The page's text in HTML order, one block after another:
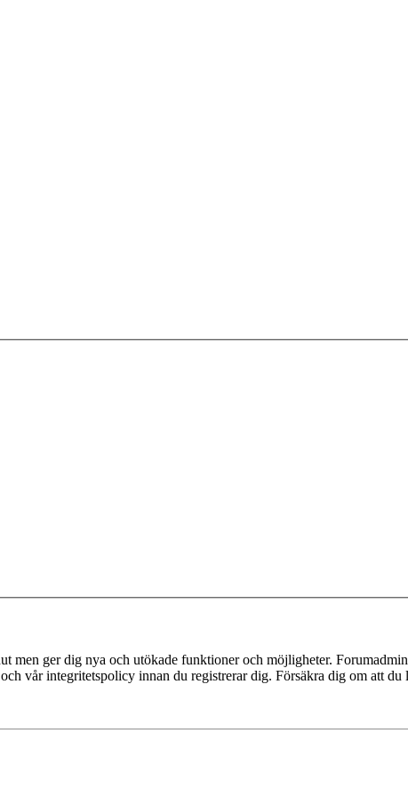
men ger dig nya och utökade funktioner och möjligheter.
vår integritetspolicy innan du registrerar dig. Försäkra dig om att